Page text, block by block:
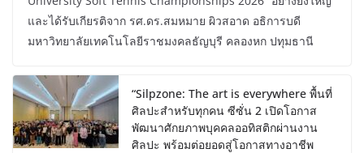
และได้รับเกียรติจาก รศ.ดร.สมหมาย ผิวสอาด อธิการบดี
มหาวิทยาลัยเทคโนโลยีราชมงคลธัญบุรี คลองหก ปทุมธานี
“Silpzone: The art is everywhere พื้นที่
ศิลปะสำหรับทุกคน ซีซั่น 2 เปิดโอกาส
พัฒนาศักยภาพบุคคลออทิสติกผ่านงาน
ศิลปะ พร้อมต่อยอดสู่โอกาสทางอาชีพ